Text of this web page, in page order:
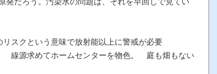
スクという意味で放射能以上に警戒が必要
線源求めてホームセンターを物色。 庭も畑もない